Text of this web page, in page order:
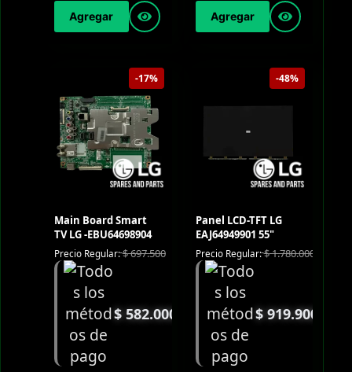
Agregar Agregar
-17%
Main Board Smart
TV LG -EBU64698904
Precio Regular:$697.500
$582.000
-48%
Panel LCD-TFT LG
EAJ64949901 55"
Precio Regular:$1.780.000
$919.900